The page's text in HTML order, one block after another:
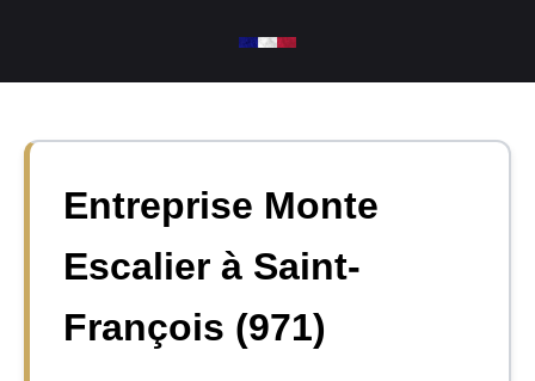
contenu
Entreprise Monte
Escalier à Saint-
François (971)